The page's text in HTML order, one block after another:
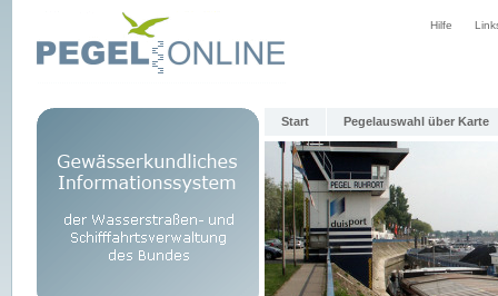
Hilfe
Start Pegelauswahl über Karte